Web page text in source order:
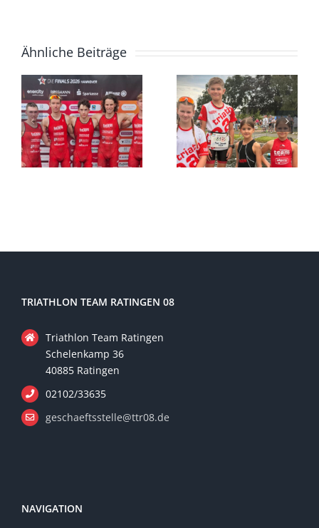
Ähnliche Beiträge
TRIATHLON TEAM RATINGEN 08
Triathlon Team Ratingen
Schelenkamp 36
40885 Ratingen
02102/33635
geschaeftsstelle@ttr08.de
NAVIGATION